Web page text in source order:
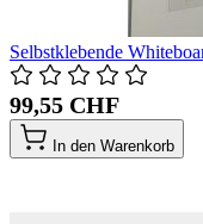
Selbstklebende
99,55 CHF
In den Warenkorb